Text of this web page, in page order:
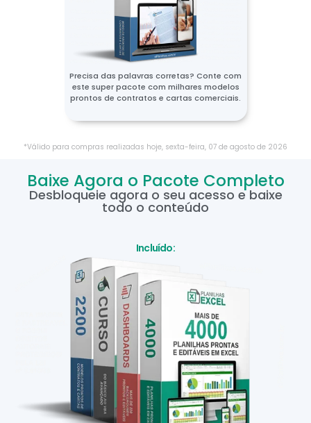
Precisa das palavras corretas? Conte com
este super pacote com milhares modelos
prontos de contratos e cartas comerciais.
*Válido para compras realizadas hoje, sexta-feira, 07 de agosto de 2026
Baixe Agora o Pacote Completo
Desbloqueie agora o seu acesso e baixe
todo o conteúdo
Incluído: